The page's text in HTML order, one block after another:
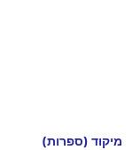
מיקוד (ספרות)